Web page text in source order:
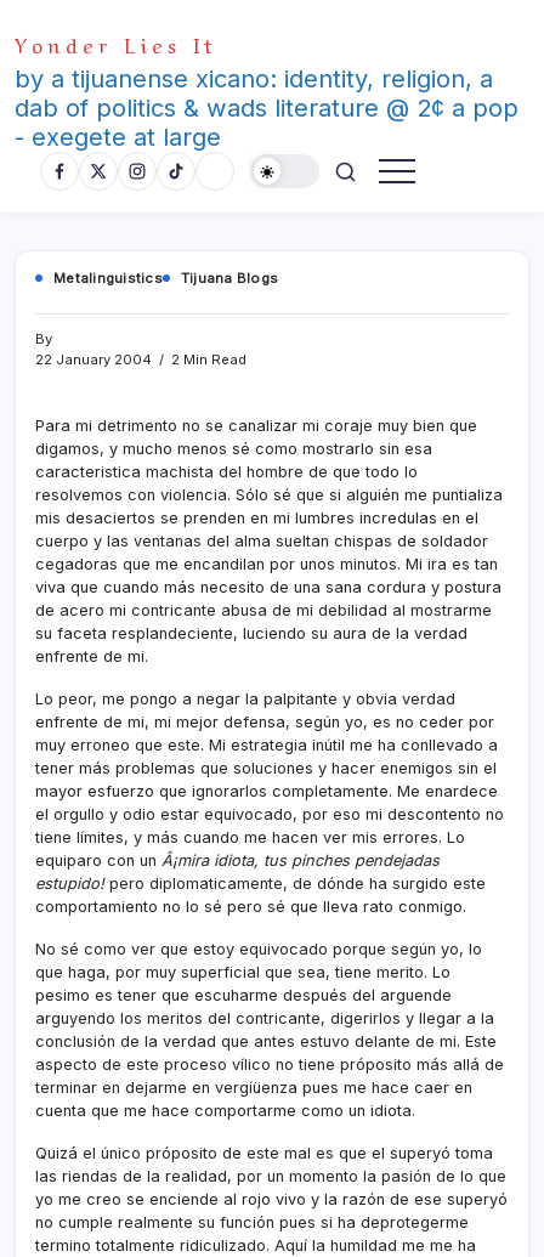
to
content
Yonder Lies It
by a tijuanense xicano: identity, religion, a
dab of politics & wads literature @ 2¢ a pop
- exegete at large
Metalinguistics Tijuana Blogs
By
22 January 2004
2 Min Read
Para mi detrimento no se canalizar mi coraje muy bien que
digamos, y mucho menos sé como mostrarlo sin esa
caracteristica machista del hombre de que todo lo
resolvemos con violencia. Sólo sé que si alguién me puntializa
mis desaciertos se prenden en mi lumbres incredulas en el
cuerpo y las ventanas del alma sueltan chispas de soldador
cegadoras que me encandilan por unos minutos. Mi ira es tan
viva que cuando más necesito de una sana cordura y postura
de acero mi contricante abusa de mi debilidad al mostrarme
su faceta resplandeciente, luciendo su aura de la verdad
enfrente de mi.
Lo peor, me pongo a negar la palpitante y obvia verdad
enfrente de mi, mi mejor defensa, según yo, es no ceder por
muy erroneo que este. Mi estrategia inútil me ha conllevado a
tener más problemas que soluciones y hacer enemigos sin el
mayor esfuerzo que ignorarlos completamente. Me enardece
el orgullo y odio estar equivocado, por eso mi descontento no
tiene lí­mites, y más cuando me hacen ver mis errores. Lo
equiparo con un Â¡mira idiota, tus pinches pendejadas
estupido!pero diplomaticamente, de dónde ha surgido este
comportamiento no lo sé pero sé que lleva rato conmigo.
No sé como ver que estoy equivocado porque según yo, lo
que haga, por muy superficial que sea, tiene merito. Lo
pesimo es tener que escuharme después del arguende
arguyendo los meritos del contricante, digerirlos y llegar a la
conclusión de la verdad que antes estuvo delante de mi. Este
aspecto de este proceso ví­lico no tiene próposito más allá de
terminar en dejarme en vergíüenza pues me hace caer en
cuenta que me hace comportarme como un idiota.
Quizá el único próposito de este mal es que el superyó toma
las riendas de la realidad, por un momento la pasión de lo que
yo me creo se enciende al rojo vivo y la razón de ese superyó
no cumple realmente su función pues si ha deprotegerme
termino totalmente ridiculizado. Aquí­ la humildad me me ha